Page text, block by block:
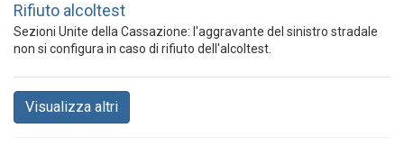
Rifiuto alcoltest
Sezioni Unite della Cassazione: l'aggravante del sinistro stradale
non si configura in caso di rifiuto dell'alcoltest.
Visualizza altri